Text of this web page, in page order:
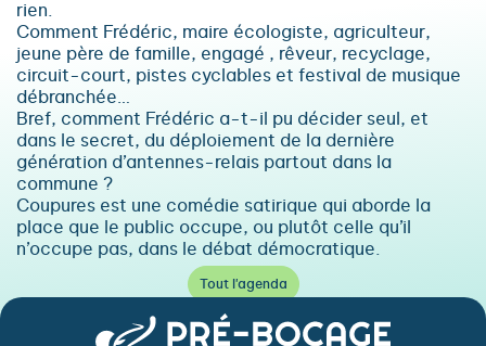
rien.
Comment Frédéric, maire écologiste, agriculteur,
jeune père de famille, engagé , rêveur, recyclage,
circuit-court, pistes cyclables et festival de musique
débranchée…
Bref, comment Frédéric a-t-il pu décider seul, et
dans le secret, du déploiement de la dernière
génération d’antennes-relais partout dans la
commune ?
Coupures est une comédie satirique qui aborde la
place que le public occupe, ou plutôt celle qu’il
n’occupe pas, dans le débat démocratique.
Tout l'agenda